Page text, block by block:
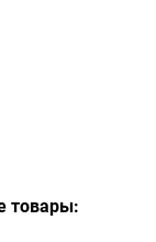
товары: